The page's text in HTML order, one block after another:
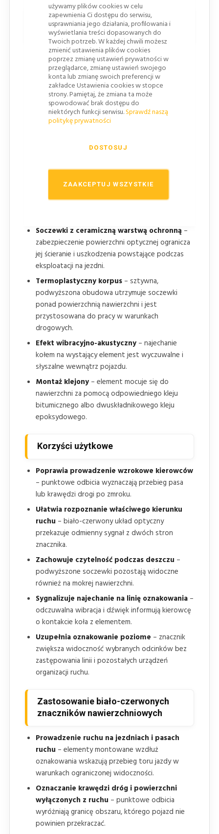
używamy plików cookies w celu
zapewnienia Ci dostępu do serwisu,
usprawniania jego działania, profilowania i
wyświetlania treści dopasowanych do
Twoich potrzeb. W każdej chwili możesz
zmienić ustawienia plików cookies
poprzez zmianę ustawień prywatności w
przeglądarce, zmianę ustawień swojego
konta lub zmianę swoich preferencji w
zakładce Ustawienia cookies w stopce
strony. Pamiętaj, że zmiana ta może
spowodować brak dostępu do
niektórych funkcji serwisu.Sprawdź naszą
politykę prywatności
ZAAKCEPTUJ WSZYSTKIE
DOSTOSUJ
Cechy punktowego elementu
odblaskowego 3M
Dwukierunkowa optyka biało-czerwona
biała soczewka znajduje się po jednej stronie
elementu, a czerwona po przeciwnej, co pozwala
przekazywać odmienne informacje zależnie od
kierunku najazdu.
Mikropryzmatyczna technologia 3M™
zwiększa czytelność punktowego oznakowania
Widoczność w warunkach suchych i mokrych
funkcji odblaskowej również podczas opadów i
Soczewki z ceramiczną warstwą ochronną –
zabezpieczenie powierzchni optycznej ogranicza
jej ścieranie i uszkodzenia powstające podczas
eksploatacji na jezdni.
Termoplastyczny korpus – sztywna,
podwyższona obudowa utrzymuje soczewki
ponad powierzchnią nawierzchni i jest
przystosowana do pracy w warunkach
drogowych.
Efekt wibracyjno-akustyczny – najechanie
kołem na wystający element jest wyczuwalne i
słyszalne wewnątrz pojazdu.
Montaż klejony – element mocuje się do
nawierzchni za pomocą odpowiedniego kleju
bitumicznego albo dwuskładnikowego kleju
epoksydowego.
Korzyści użytkowe
Poprawia prowadzenie wzrokowe kierowców
– punktowe odbicia wyznaczają przebieg pasa
lub krawędzi drogi po zmroku.
Ułatwia rozpoznanie właściwego kierunku
ruchu – biało-czerwony układ optyczny
przekazuje odmienny sygnał z dwóch stron
znacznika.
Zachowuje czytelność podczas deszczu –
podwyższone soczewki pozostają widoczne
również na mokrej nawierzchni.
Sygnalizuje najechanie na linię oznakowania –
odczuwalna wibracja i dźwięk informują kierowcę
o kontakcie koła z elementem.
Uzupełnia oznakowanie poziome – znacznik
zwiększa widoczność wybranych odcinków bez
zastępowania linii i pozostałych urządzeń
organizacji ruchu.
Zastosowanie biało-czerwonych
znaczników nawierzchniowych
Prowadzenie ruchu na jezdniach i pasach
ruchu – elementy montowane wzdłuż
oznakowania wskazują przebieg toru jazdy w
warunkach ograniczonej widoczności.
Oznaczanie krawędzi dróg i powierzchni
wyłączonych z ruchu – punktowe odbicia
wyróżniają granicę obszaru, którego pojazd nie
powinien przekraczać.